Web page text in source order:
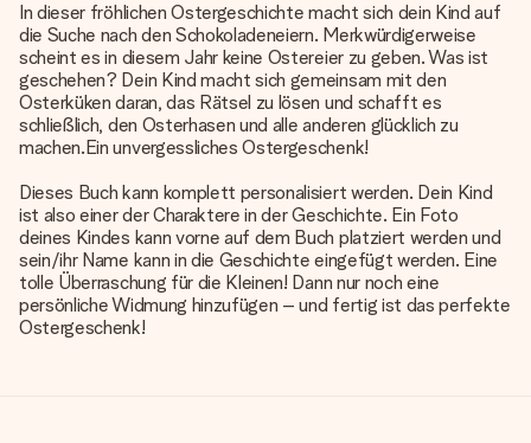
In dieser fröhlichen Ostergeschichte macht sich dein Kind auf
die Suche nach den Schokoladeneiern. Merkwürdigerweise
scheint es in diesem Jahr keine Ostereier zu geben. Was ist
geschehen? Dein Kind macht sich gemeinsam mit den
Osterküken daran, das Rätsel zu lösen und schafft es
schließlich, den Osterhasen und alle anderen glücklich zu
machen.Ein unvergessliches Ostergeschenk!
Dieses Buch kann komplett personalisiert werden. Dein Kind
ist also einer der Charaktere in der Geschichte. Ein Foto
deines Kindes kann vorne auf dem Buch platziert werden und
sein/ihr Name kann in die Geschichte eingefügt werden. Eine
tolle Überraschung für die Kleinen! Dann nur noch eine
persönliche Widmung hinzufügen – und fertig ist das perfekte
Ostergeschenk!